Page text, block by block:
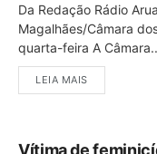
Da Redação Rádio
Magalhães/Câmara
quarta-feira A
LEIA MAIS
Vítima de